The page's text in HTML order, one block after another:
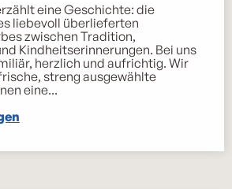
eine Geschichte: die
liebevoll überlieferten
zwischen Tradition,
Kindheitserinnerungen. Bei uns
herzlich und aufrichtig. Wir
streng ausgewählte
eine...